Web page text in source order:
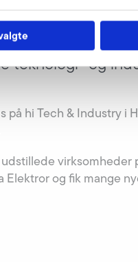
teknologi- og
hi Tech & Industry i
virksomheder
og fik mange